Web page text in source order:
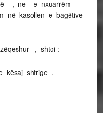
, ne e nxuarrëm
në kasollen e bagëtive
, shtoi :
kësaj shtrige .